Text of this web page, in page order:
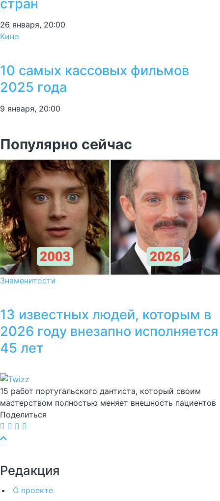
стран
26 января, 20:00
Кино
10 самых кассовых фильмов
2025 года
9 января, 20:00
Популярно сейчас
Знаменитости
13 известных людей, которым в
2026 году внезапно исполняется
45 лет
15 работ португальского дантиста, который своим
мастерством полностью меняет внешность пациентов
Поделиться
Редакция
О проекте